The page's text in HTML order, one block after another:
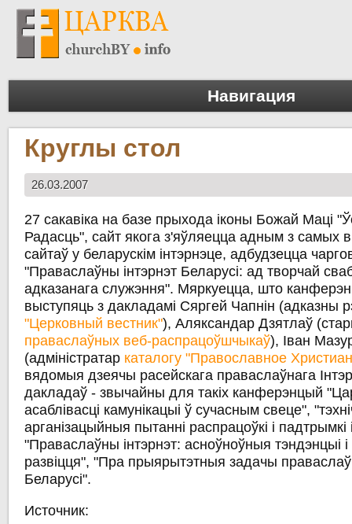
Навигация
Круглы стол
26.03.2007
27 сакавіка на базе прыхода іконы Божай Маці
Радасць", сайт якога з'яўляецца адным з самых
сайтаў у беларускім інтэрнэце, адбудзецца
"Праваслаўны інтэрнэт Беларусі: ад творчай
адказанага служэння". Мяркуецца, што
выступяць з дакладамі Сяргей Чапнін (адказны
"Церковный вестник"), Аляксандар Дзятлаў
праваслаўных веб-распрацоўшчыкаў), Іван
(адміністратар каталогу "Православное
вядомыя дзеячы расейскага праваслаўнага
дакладаў - звычайны для такіх канферэнцый
асаблівасці камунікацыі ў сучасным свеце",
арганізацыйныя пытанні распрацоўкі і падтрымкі
"Праваслаўны інтэрнэт: асноўноўныя тэндэнцыі
развіцця", "Пра прыярытэтныя задачы
Беларусі".
Источник: